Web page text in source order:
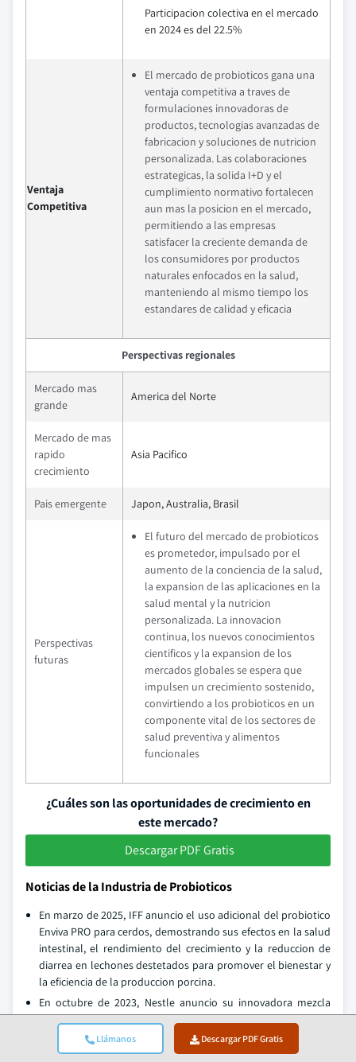
Llámanos Descargar PDF Gratis
Participacion colectiva en el mercado
en 2024 es del 22.5%
Ventaja
Competitiva
El mercado de probioticos gana una
ventaja competitiva a traves de
formulaciones innovadoras de
productos, tecnologias avanzadas de
fabricacion y soluciones de nutricion
personalizada. Las colaboraciones
estrategicas, la solida I+D y el
cumplimiento normativo fortalecen
aun mas la posicion en el mercado,
permitiendo a las empresas
satisfacer la creciente demanda de
los consumidores por productos
naturales enfocados en la salud,
manteniendo al mismo tiempo los
estandares de calidad y eficacia
Perspectivas regionales
Mercado mas
grande
America del Norte
Mercado de mas
rapido
crecimiento
Asia Pacifico
Pais emergente Japon, Australia, Brasil
Perspectivas
futuras
El futuro del mercado de probioticos
es prometedor, impulsado por el
aumento de la conciencia de la salud,
la expansion de las aplicaciones en la
salud mental y la nutricion
personalizada. La innovacion
continua, los nuevos conocimientos
cientificos y la expansion de los
mercados globales se espera que
impulsen un crecimiento sostenido,
convirtiendo a los probioticos en un
componente vital de los sectores de
salud preventiva y alimentos
funcionales
¿Cuáles son las oportunidades de crecimiento en
este mercado?
Descargar PDF Gratis
Noticias de la Industria de Probioticos
En marzo de 2025, IFF anuncio el uso adicional del probiotico
Enviva PRO para cerdos, demostrando sus efectos en la salud
intestinal, el rendimiento del crecimiento y la reduccion de
diarrea en lechones destetados para promover el bienestar y
la eficiencia de la produccion porcina.
En octubre de 2023, Nestle anuncio su innovadora mezcla
Sinergity, una cepa probiotica especifica con HMOs para
promover el desarrollo infantil y fortalecer la microbiota
intestinal y la inmunidad en la primera etapa de la vida,